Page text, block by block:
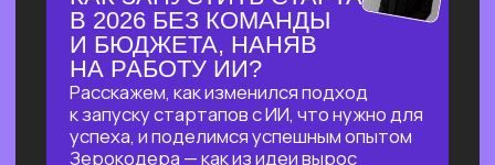
с помощью ИИ автоматизировать
до 90% работы со сложными
документами, за минуты проверять
их на соответствие законодательству
и кратно сократить время на рутинные
задачи!
Узнать подробнее